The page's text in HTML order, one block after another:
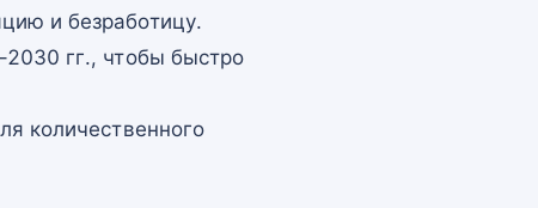
и безработицу.
гг., чтобы быстро
количественного